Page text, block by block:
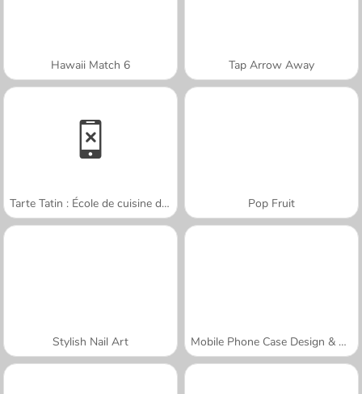
Hawaii Match 6 Tap Arrow Away
Tarte Tatin : École de cuisine de Sara Pop Fruit
Stylish Nail Art Mobile Phone Case Design & DIY